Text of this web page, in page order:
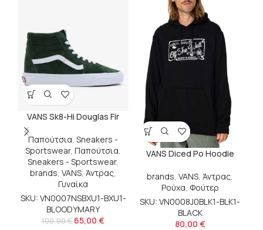
VANS Sk8-Hi Douglas Fir
Παπούτσια, Sneakers -
Sportswear, Παπούτσια,
Sneakers - Sportswear,
brands, VANS, Άντρας,
Γυναίκα
SKU: VN0007NSBXU1-BXU1-
BLOODYMARY
100,00€ 65,00 €
VANS Diced Po Hoodie
brands VANS Άντρας
Ρούχα Φούτερ
SKU: VN0008J0BLK1-BLK1-
BLACK
80,00 €